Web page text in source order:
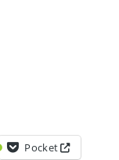
Pocket